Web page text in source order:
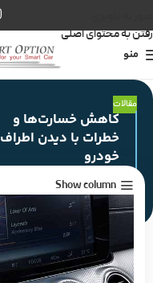
رفتن به محتوای اصلی
منو
مقالات
کاهش خسارت‌ها و
خطرات با دیدن اطراف
خودرو
مدت زمان مطالعه : 2 دقیقه
Show column